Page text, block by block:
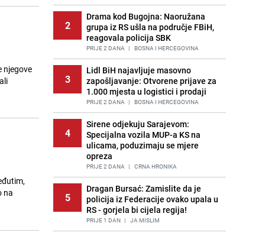
njegove
na
2
Drama kod Bugojna: Naoružana
grupa iz RS ušla na područje FBiH,
reagovala policija SBK
PRIJE 2 DANA | BOSNA I HERCEGOVINA
3
Lidl BiH najavljuje masovno
zapošljavanje: Otvorene prijave za
1.000 mjesta u logistici i prodaji
PRIJE 2 DANA | BOSNA I HERCEGOVINA
4
Sirene odjekuju Sarajevom:
Specijalna vozila MUP-a KS na
ulicama, poduzimaju se mjere
opreza
PRIJE 2 DANA | CRNA HRONIKA
5
Dragan Bursać: Zamislite da je
policija iz Federacije ovako upala u
RS - gorjela bi cijela regija!
PRIJE 1 DAN | JA MISLIM